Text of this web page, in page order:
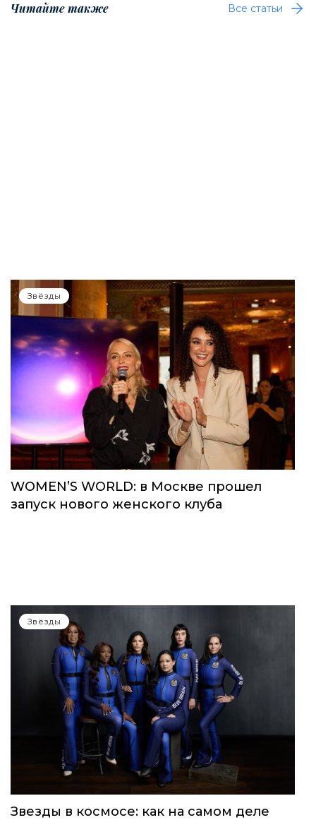
Читайте также Все статьи
Звёзды
WOMEN’S WORLD: в Москве прошел
запуск нового женского клуба
Звёзды
Звезды в космосе: как на самом деле